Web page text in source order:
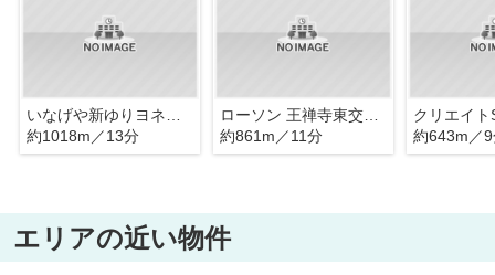
いなげや新ゆりヨネッティー王禅寺前店
約1018m／13分
ローソン 王禅寺東交差点前店
約861m／11分
約643m／
エリアの近い物件